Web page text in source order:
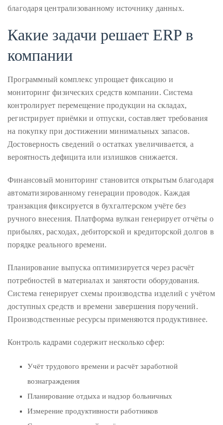
has
the
Post,
Passport,
TimeOut,
Advocate,
and
Out,
among
course
of
his
work,
Duane
savored
world’s
hotspots
благодаря централизованному источнику данных.
Какие задачи решает ERP в
компании
Программный комплекс упрощает фиксацию и
мониторинг физических средств компании. Система
контролирует перемещение продукции на складах,
регистрирует приёмки и отпуски, составляет требования
на покупку при достижении минимальных запасов.
Достоверность сведений о остатках увеличивается, а
вероятность дефицита или излишков снижается.
Финансовый мониторинг становится открытым благодаря
автоматизированному генерации проводок. Каждая
транзакция фиксируется в бухгалтерском учёте без
ручного внесения. Платформа вулкан генерирует отчёты о
прибылях, расходах, дебиторской и кредиторской долгов в
порядке реального времени.
Планирование выпуска оптимизируется через расчёт
потребностей в материалах и занятости оборудования.
Система генерирует схемы производства изделий с учётом
доступных средств и времени завершения поручений.
Производственные ресурсы применяются продуктивнее.
Контроль кадрами содержит несколько сфер:
Учёт трудового времени и расчёт заработной
вознаграждения
Планирование отдыха и надзор больничных
Измерение продуктивности работников